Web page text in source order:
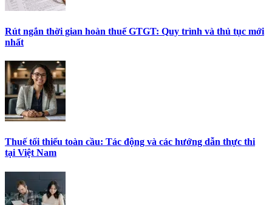
Rút ngắn thời gian hoàn thuế GTGT: Quy trình và thủ tục mới
nhất
Thuế tối thiểu toàn cầu: Tác động và các hướng dẫn thực thi
tại Việt Nam